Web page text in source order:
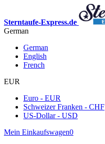
Sterntaufe-Express.de
German
German
English
French
EUR
Euro - EUR
Schweizer Franken - CHF
US-Dollar - USD
Mein Einkaufswagen0